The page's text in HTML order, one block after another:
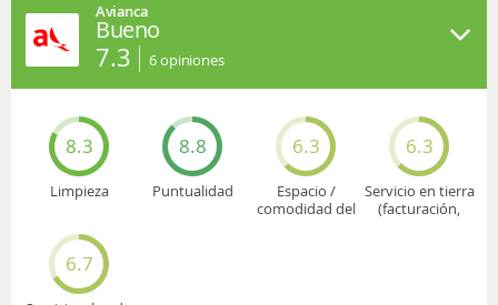
Avianca
Bueno
7.3 6opiniones
8.3
Limpieza
8.8
Puntualidad
6.3
Espacio /
comodidad del
6.3
Servicio en tierra
(facturación,
6.7